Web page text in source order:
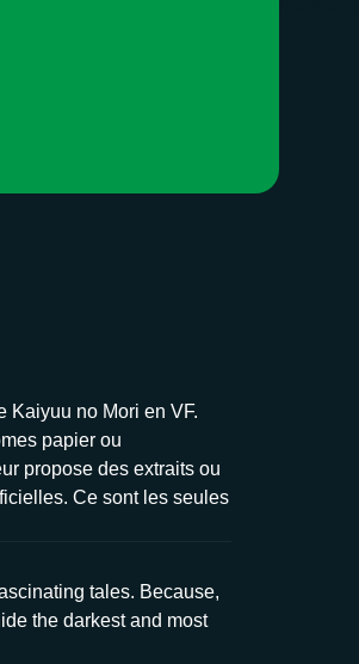
Kaiyuu no Mori en VF.
papier ou
propose des extraits ou
Ce sont les seules
tales. Because,
the darkest and most